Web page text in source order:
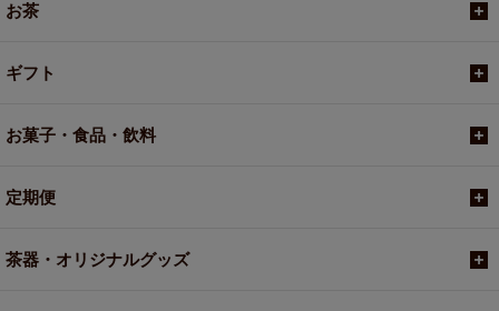
お茶
ギフト
お菓子・食品・飲料
定期便
茶器・オリジナルグッズ